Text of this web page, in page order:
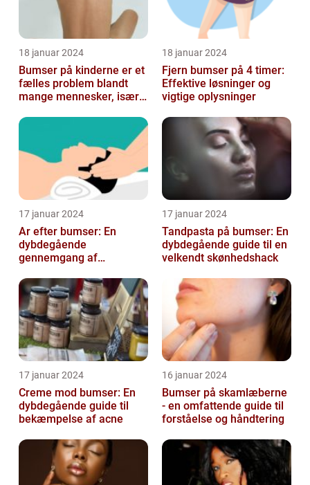
18 januar 2024
Bumser på kinderne er et
fælles problem blandt
mange mennesker, især
kosmetikfor...
18 januar 2024
Fjern bumser på 4 timer:
Effektive løsninger og
vigtige oplysninger
17 januar 2024
Ar efter bumser: En
dybdegående
gennemgang af
og forebyggelse
17 januar 2024
Tandpasta på bumser: En
dybdegående guide til en
velkendt skønhedshack
17 januar 2024
Creme mod bumser: En
dybdegående guide til
bekæmpelse af acne
16 januar 2024
Bumser på skamlæberne
- en omfattende guide til
forståelse og håndtering